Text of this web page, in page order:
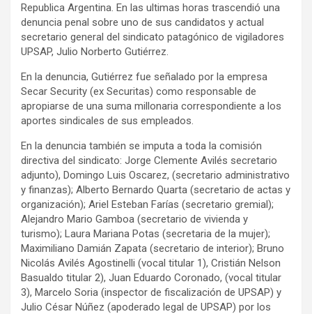
Republica Argentina. En las ultimas horas trascendió una
denuncia penal sobre uno de sus candidatos y actual
secretario general del sindicato patagónico de vigiladores
UPSAP, Julio Norberto Gutiérrez.
En la denuncia, Gutiérrez fue señalado por la empresa
Secar Security (ex Securitas) como responsable de
apropiarse de una suma millonaria correspondiente a los
aportes sindicales de sus empleados.
En la denuncia también se imputa a toda la comisión
directiva del sindicato: Jorge Clemente Avilés secretario
adjunto), Domingo Luis Oscarez, (secretario administrativo
y finanzas); Alberto Bernardo Quarta (secretario de actas y
organización); Ariel Esteban Farías (secretario gremial);
Alejandro Mario Gamboa (secretario de vivienda y
turismo); Laura Mariana Potas (secretaria de la mujer);
Maximiliano Damián Zapata (secretario de interior); Bruno
Nicolás Avilés Agostinelli (vocal titular 1), Cristián Nelson
Basualdo titular 2), Juan Eduardo Coronado, (vocal titular
3), Marcelo Soria (inspector de fiscalización de UPSAP) y
Julio César Núñez (apoderado legal de UPSAP) por los